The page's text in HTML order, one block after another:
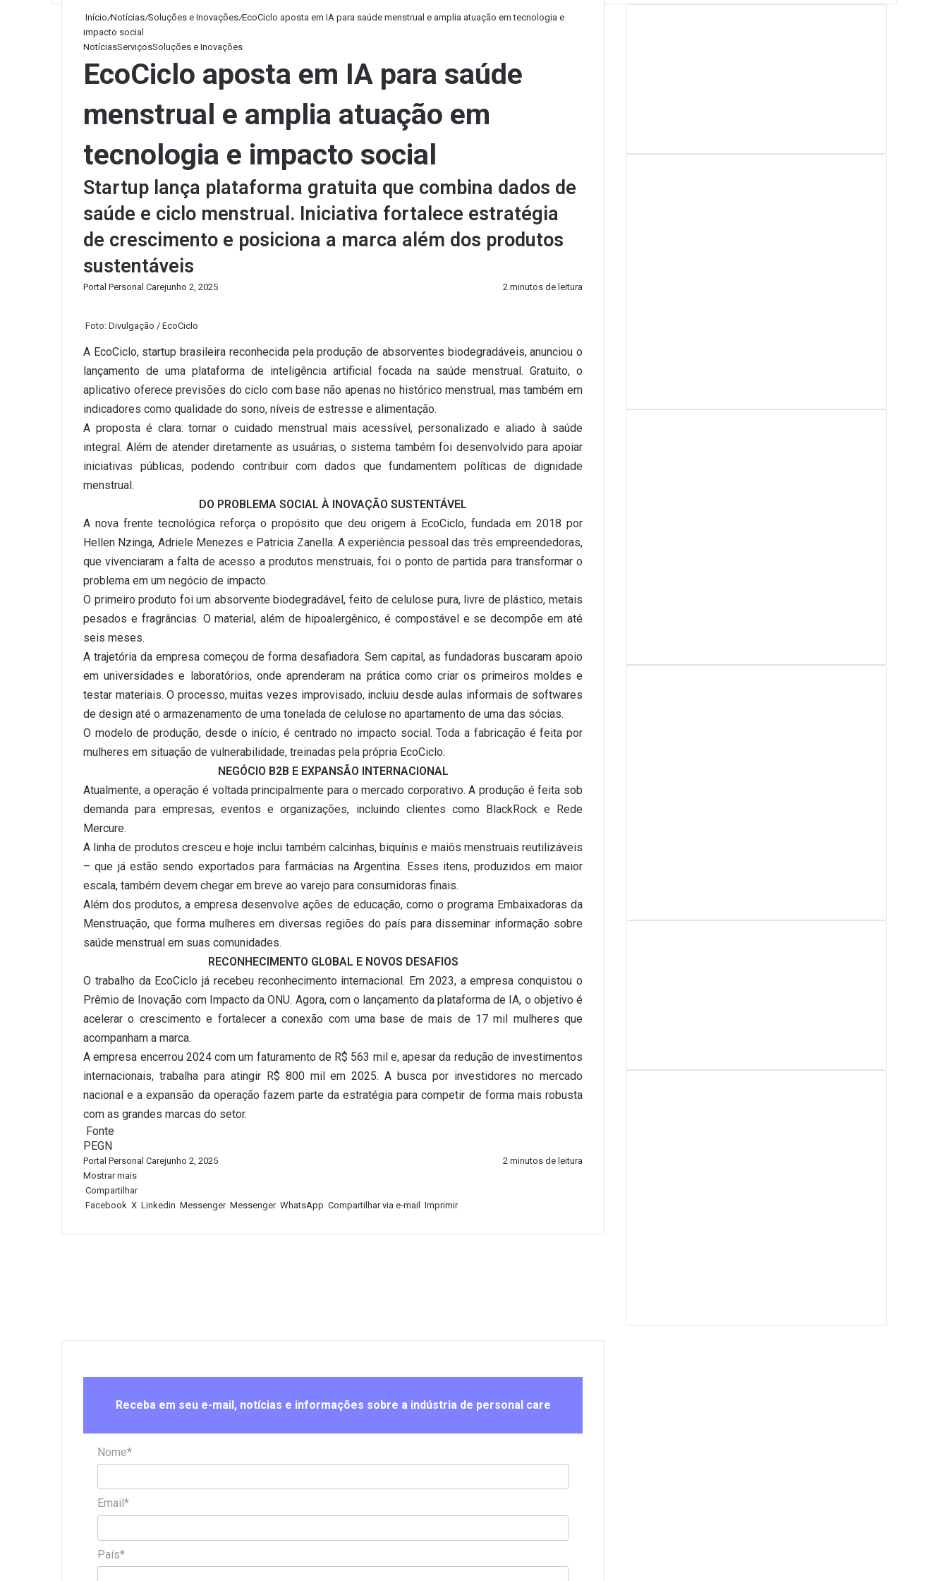
Início/Notícias/Soluções e Inovações/EcoCiclo aposta em IA para saúde menstrual e amplia atuação em tecnologia e
impacto social
NotíciasServiçosSoluções e Inovações
EcoCiclo aposta em IA para saúde
menstrual e amplia atuação em
tecnologia e impacto social
Startup lança plataforma gratuita que combina dados de
saúde e ciclo menstrual. Iniciativa fortalece estratégia
de crescimento e posiciona a marca além dos produtos
sustentáveis
Portal Personal Carejunho 2, 2025 2 minutos de leitura
Foto: Divulgação / EcoCiclo
A EcoCiclo, startup brasileira reconhecida pela produção de absorventes biodegradáveis, anunciou o
lançamento de uma plataforma de inteligência artificial focada na saúde menstrual. Gratuito, o
aplicativo oferece previsões do ciclo com base não apenas no histórico menstrual, mas também em
indicadores como qualidade do sono, níveis de estresse e alimentação.
A proposta é clara: tornar o cuidado menstrual mais acessível, personalizado e aliado à saúde
integral. Além de atender diretamente as usuárias, o sistema também foi desenvolvido para apoiar
iniciativas públicas, podendo contribuir com dados que fundamentem políticas de dignidade
menstrual.
DO PROBLEMA SOCIAL À INOVAÇÃO SUSTENTÁVEL
A nova frente tecnológica reforça o propósito que deu origem à EcoCiclo, fundada em 2018 por
Hellen Nzinga, Adriele Menezes e Patricia Zanella. A experiência pessoal das três empreendedoras,
que vivenciaram a falta de acesso a produtos menstruais, foi o ponto de partida para transformar o
problema em um negócio de impacto.
O primeiro produto foi um absorvente biodegradável, feito de celulose pura, livre de plástico, metais
pesados e fragrâncias. O material, além de hipoalergênico, é compostável e se decompõe em até
seis meses.
A trajetória da empresa começou de forma desafiadora. Sem capital, as fundadoras buscaram apoio
em universidades e laboratórios, onde aprenderam na prática como criar os primeiros moldes e
testar materiais. O processo, muitas vezes improvisado, incluiu desde aulas informais de softwares
de design até o armazenamento de uma tonelada de celulose no apartamento de uma das sócias.
O modelo de produção, desde o início, é centrado no impacto social. Toda a fabricação é feita por
mulheres em situação de vulnerabilidade, treinadas pela própria EcoCiclo.
NEGÓCIO B2B E EXPANSÃO INTERNACIONAL
Atualmente, a operação é voltada principalmente para o mercado corporativo. A produção é feita sob
demanda para empresas, eventos e organizações, incluindo clientes como BlackRock e Rede
Mercure.
A linha de produtos cresceu e hoje inclui também calcinhas, biquínis e maiôs menstruais reutilizáveis
– que já estão sendo exportados para farmácias na Argentina. Esses itens, produzidos em maior
escala, também devem chegar em breve ao varejo para consumidoras finais.
Além dos produtos, a empresa desenvolve ações de educação, como o programa Embaixadoras da
Menstruação, que forma mulheres em diversas regiões do país para disseminar informação sobre
saúde menstrual em suas comunidades.
RECONHECIMENTO GLOBAL E NOVOS DESAFIOS
O trabalho da EcoCiclo já recebeu reconhecimento internacional. Em 2023, a empresa conquistou o
Prêmio de Inovação com Impacto da ONU. Agora, com o lançamento da plataforma de IA, o objetivo é
acelerar o crescimento e fortalecer a conexão com uma base de mais de 17 mil mulheres que
acompanham a marca.
A empresa encerrou 2024 com um faturamento de R$ 563 mil e, apesar da redução de investimentos
internacionais, trabalha para atingir R$ 800 mil em 2025. A busca por investidores no mercado
nacional e a expansão da operação fazem parte da estratégia para competir de forma mais robusta
com as grandes marcas do setor.
Fonte
PEGN
Portal Personal Carejunho 2, 2025
2 minutos de leitura
Mostrar mais
Compartilhar
Facebook X Linkedin Messenger Messenger WhatsApp Compartilhar via e-mail Imprimir
Receba em seu e-mail, notícias e informações sobre a indústria de personal care
Nome*
Email*
País*